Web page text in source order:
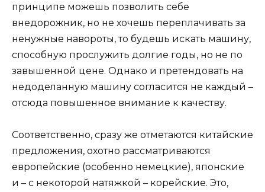
принципе можешь позволить себе
внедорожник, но не хочешь переплачивать за
ненужные навороты, то будешь искать машину,
способную прослужить долгие годы, но не по
завышенной цене. Однако и претендовать на
недоделанную машину согласится не каждый –
отсюда повышенное внимание к качеству.
Соответственно, сразу же отметаются китайские
предложения, охотно рассматриваются
европейские (особенно немецкие), японские
и – с некоторой натяжкой – корейские. Это,